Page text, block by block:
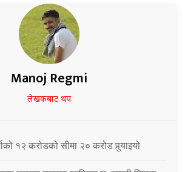
Manoj Regmi
लेखकबाट थप
१२ करोडको सीमा २० करोड पुर्‍याइयो